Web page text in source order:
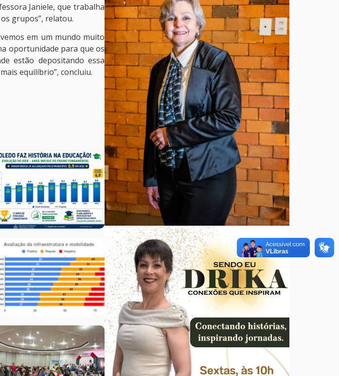
Janiele, que trabalha
grupos”, relatou.
em um mundo muito
oportunidade para que os
estão depositando essa
equilíbrio”, concluiu.